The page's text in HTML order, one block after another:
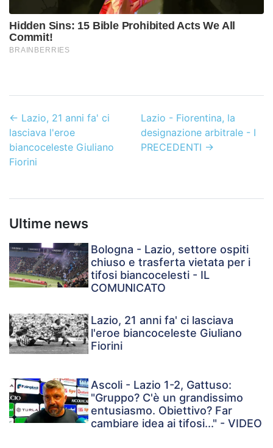
← Lazio, 21 anni fa' ci
lasciava l'eroe
biancoceleste Giuliano
Fiorini
Lazio - Fiorentina, la
designazione arbitrale - I
PRECEDENTI →
Ultime news
Bologna - Lazio, settore ospiti
chiuso e trasferta vietata per i
tifosi biancocelesti - IL
COMUNICATO
Lazio, 21 anni fa' ci lasciava
l'eroe biancoceleste Giuliano
Fiorini
Ascoli - Lazio 1-2, Gattuso:
"Gruppo? C'è un grandissimo
entusiasmo. Obiettivo? Far
cambiare idea ai tifosi..." - VIDEO